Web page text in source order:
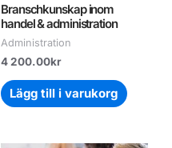
Branschkunskap inom
handel & administration
Administration
4 200.00kr
Lägg till i varukorg